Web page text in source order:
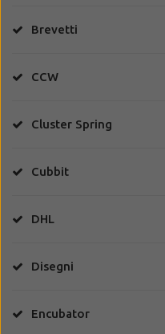
Brevetti
CCW
Cluster Spring
Cubbit
DHL
Disegni
Encubator